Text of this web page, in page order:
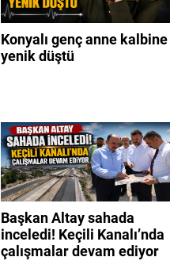
Konyalı genç anne kalbine
yenik düştü
Başkan Altay sahada
inceledi! Keçili Kanalı’nda
çalışmalar devam ediyor